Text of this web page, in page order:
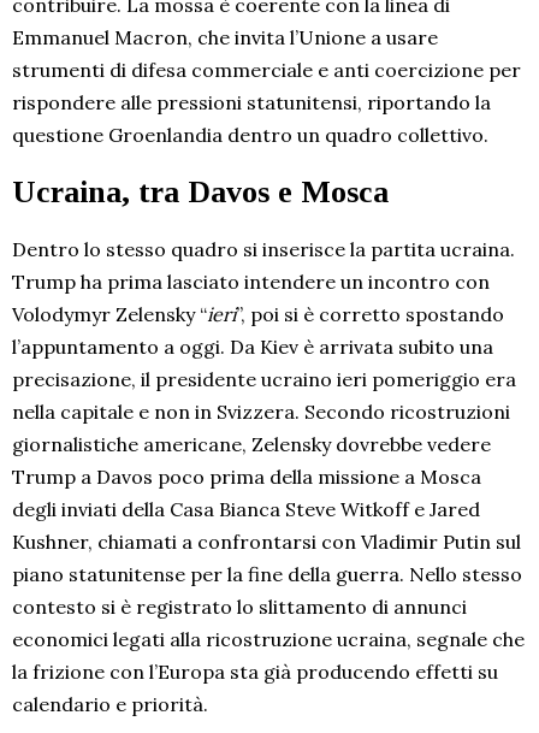
contribuire. La mossa è coerente con la linea di
Emmanuel Macron, che invita l’Unione a usare
strumenti di difesa commerciale e anti coercizione per
rispondere alle pressioni statunitensi, riportando la
questione Groenlandia dentro un quadro collettivo.
Ucraina, tra Davos e Mosca
Dentro lo stesso quadro si inserisce la partita ucraina.
Trump ha prima lasciato intendere un incontro con
Volodymyr Zelensky “ieri”, poi si è corretto spostando
l’appuntamento a oggi. Da Kiev è arrivata subito una
precisazione, il presidente ucraino ieri pomeriggio era
nella capitale e non in Svizzera. Secondo ricostruzioni
giornalistiche americane, Zelensky dovrebbe vedere
Trump a Davos poco prima della missione a Mosca
degli inviati della Casa Bianca Steve Witkoff e Jared
Kushner, chiamati a confrontarsi con Vladimir Putin sul
piano statunitense per la fine della guerra. Nello stesso
contesto si è registrato lo slittamento di annunci
economici legati alla ricostruzione ucraina, segnale che
la frizione con l’Europa sta già producendo effetti su
calendario e priorità.